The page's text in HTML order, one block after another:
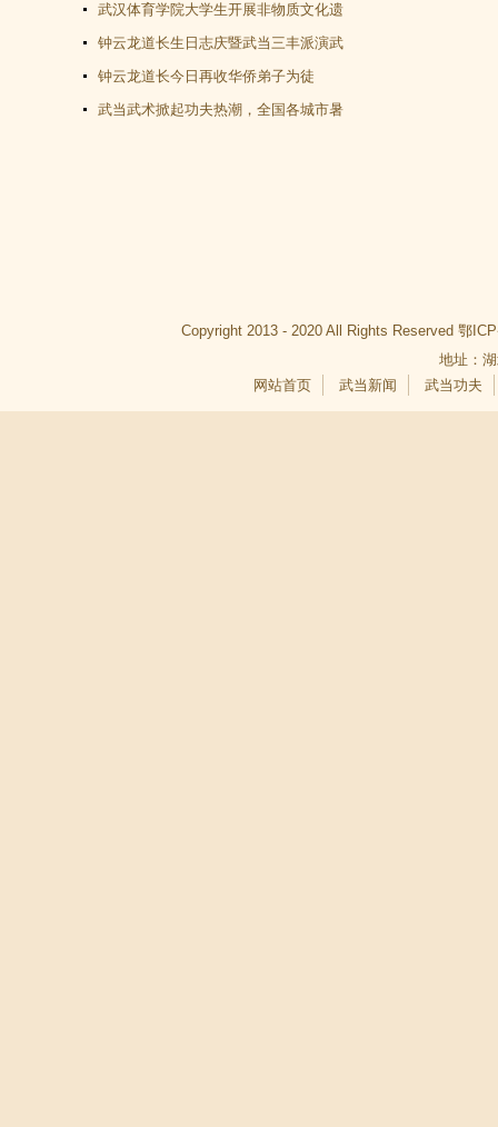
师千里赴武当会面
武汉体育学院大学生开展非物质文化遗
产（武当武术）调查活动
钟云龙道长生日志庆暨武当三丰派演武
交流大会成功举办
钟云龙道长今日再收华侨弟子为徒
武当武术掀起功夫热潮，全国各城市暑
Copyright 2013 - 2020 All Rights Reserved 鄂
地址：
网站首页
武当新闻 武当功夫